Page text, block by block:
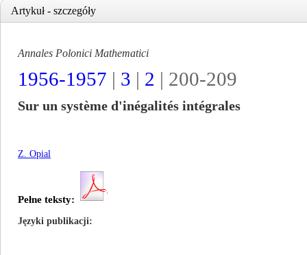
Artykuł - szczegóły
Annales Polonici Mathematici
1956-1957 | 3 | 2 | 200-209
Sur un système d'inégalités intégrales
Z. Opial
Pełne teksty:
Języki publikacji